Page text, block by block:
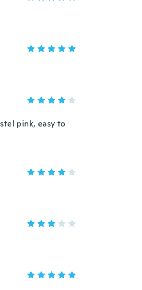
pink, easy to